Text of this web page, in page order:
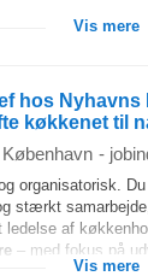
Vis mere
hos
køkkenet til
København -
organisatorisk.
stærkt
ledelse af
– med fokus på
Vis mere